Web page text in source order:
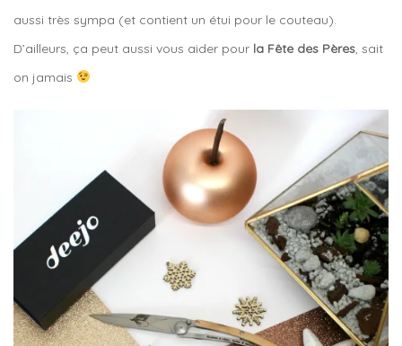
aussi très sympa (et contient un étui pour le couteau).
D’ailleurs, ça peut aussi vous aider pour la Fête des Pères, sait
on jamais